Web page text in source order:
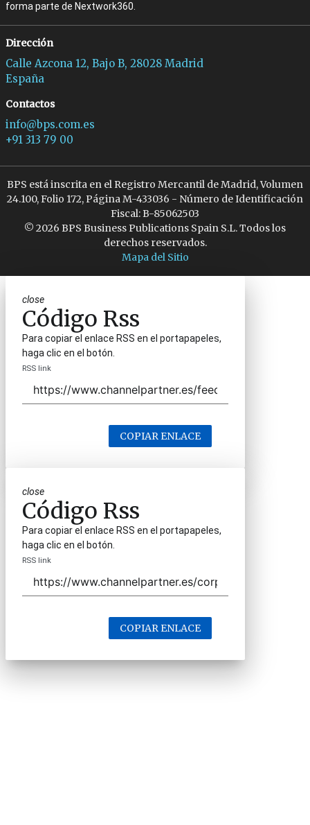
forma parte de Nextwork360.
Dirección
Calle Azcona 12, Bajo B, 28028 Madrid
España
Contactos
info@bps.com.es
+91 313 79 00
BPS está inscrita en el Registro Mercantil de Madrid, Volumen
24.100, Folio 172, Página M-433036 - Número de Identificación
Fiscal: B-85062503
© 2026 BPS Business Publications Spain S.L. Todos los
derechos reservados.
Mapa del Sitio
close
Código Rss
Para copiar el enlace RSS en el portapapeles,
haga clic en el botón.
RSS link
COPIAR ENLACE
close
Código Rss
Para copiar el enlace RSS en el portapapeles,
haga clic en el botón.
RSS link
COPIAR ENLACE